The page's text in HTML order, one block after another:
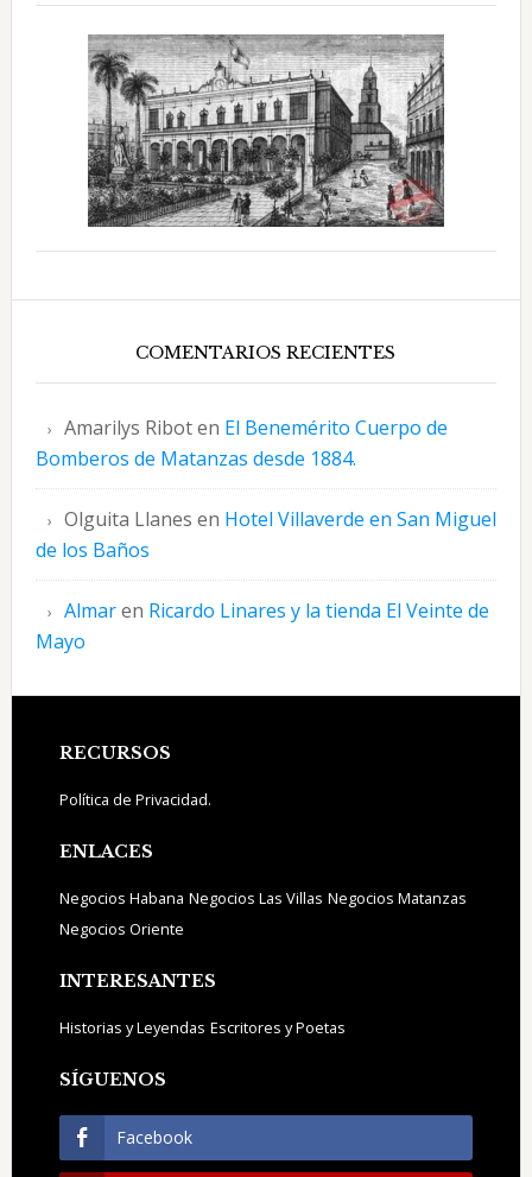
COMENTARIOS RECIENTES
Amarilys Riboten El Benemérito Cuerpo de
Bomberos de Matanzas desde 1884.
Olguita Llanes en Hotel Villaverde en San Miguel
de los Baños
Almaren Ricardo Linares y la tienda El Veinte de
Mayo
Footer
RECURSOS
Política de Privacidad.
ENLACES
Negocios Habana Negocios Las Villas Negocios Matanzas
Negocios Oriente
INTERESANTES
Historias y Leyendas Escritores y Poetas
SÍGUENOS
Facebook